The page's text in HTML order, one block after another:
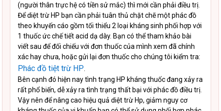
(người thân trực hệ có tiền sử mắc) thì mới cần phải điều trị.
Để diệt trừ HP bạn cần phải tuân thủ chặt chẽ một phác đồ
theo khuyến cáo gồm tối thiểu 2 loại kháng sinh phối hợp với
1 thuốc ức chế tiết acid dạ dày. Bạn có thể tham khảo bài
viết sau để đối chiếu với đơn thuốc của mình xem đã chính
xác hay chưa, hoặc gửi lại đơn thuốc cho chúng tôi kiểm tra:
Phác đồ tiệt trừ HP.
Bên cạnh đó hiện nay tình trạng HP kháng thuốc đang xảy ra
rất phổ biến, dễ xảy ra tình trạng thất bại với phác đồ điều trị.
Vậy nên để nâng cao hiệu quả diệt trừ Hp, giảm nguy cơ